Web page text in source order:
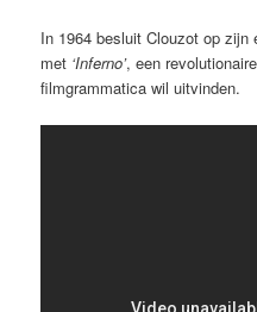
In 1964 besluit Clouzot op zijn
met ‘Inferno’, een
filmgrammatica wil uitvinden.